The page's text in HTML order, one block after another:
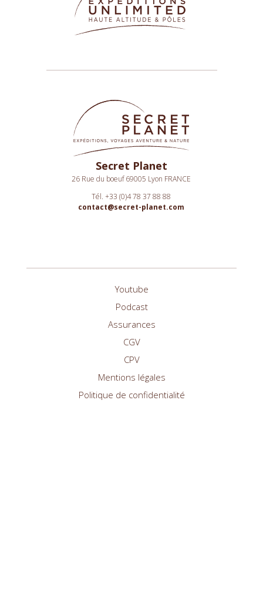
Secret Planet
26 Rue du boeuf 69005 Lyon FRANCE
Tél. +33 (0)4 78 37 88 88
contact@secret-planet.com
Youtube
Podcast
Assurances
CGV
CPV
Mentions légales
Politique de confidentialité